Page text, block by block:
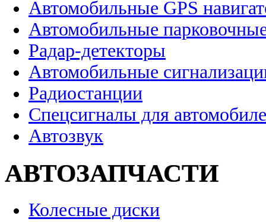
Автомобильные GPS
Автомобильные
Радар-детекторы
Автомобильные
Радиостанции
Спецсигналы для
Автозвук
АВТОЗАПЧАСТИ
Колесные диски